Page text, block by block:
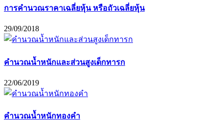
การคำนวณราคาเฉลี่ยหุ้น หรือถัวเฉลี่ยหุ้น
29/09/2018
คำนวณน้ำหนักและส่วนสูงเด็กทารก
22/06/2019
คำนวณน้ำหนักทองคำ